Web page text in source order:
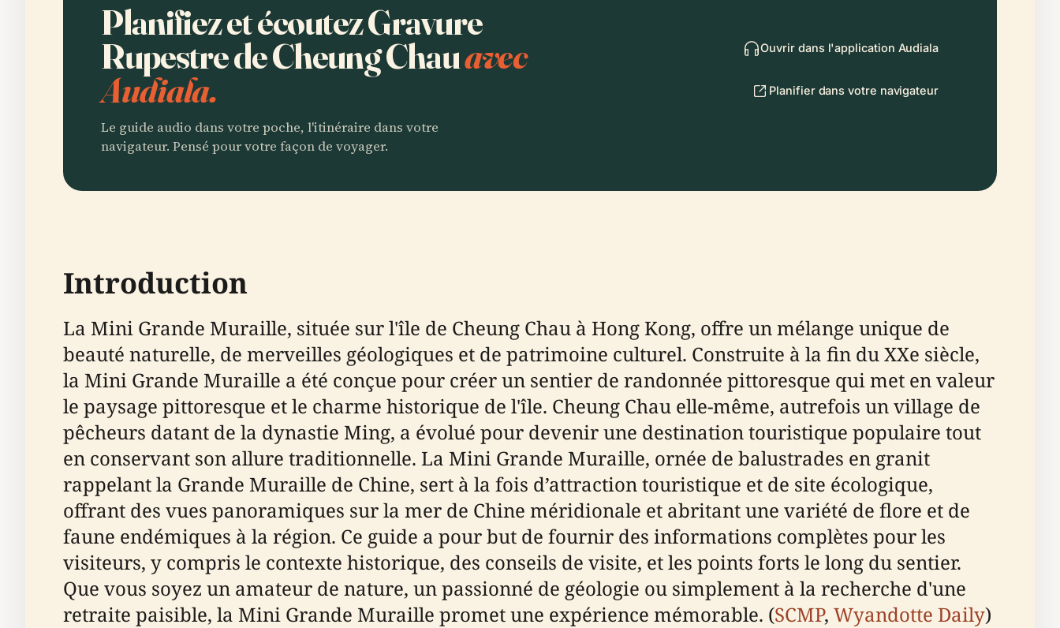
Planifiez et écoutez Gravure
Rupestre de Cheung Chauavec
Audiala.
Le guide audio dans votre poche, l'itinéraire dans votre
navigateur. Pensé pour votre façon de voyager.
Ouvrir dans l'application Audiala
Planifier dans votre navigateur
Introduction
La Mini Grande Muraille, située sur l'île de Cheung Chau à Hong Kong, offre un mélange unique de
beauté naturelle, de merveilles géologiques et de patrimoine culturel. Construite à la fin du XXe siècle,
la Mini Grande Muraille a été conçue pour créer un sentier de randonnée pittoresque qui met en valeur
le paysage pittoresque et le charme historique de l'île. Cheung Chau elle-même, autrefois un village de
pêcheurs datant de la dynastie Ming, a évolué pour devenir une destination touristique populaire tout
en conservant son allure traditionnelle. La Mini Grande Muraille, ornée de balustrades en granit
rappelant la Grande Muraille de Chine, sert à la fois d’attraction touristique et de site écologique,
offrant des vues panoramiques sur la mer de Chine méridionale et abritant une variété de flore et de
faune endémiques à la région. Ce guide a pour but de fournir des informations complètes pour les
visiteurs, y compris le contexte historique, des conseils de visite, et les points forts le long du sentier.
Que vous soyez un amateur de nature, un passionné de géologie ou simplement à la recherche d'une
retraite paisible, la Mini Grande Muraille promet une expérience mémorable. (SCMP, Wyandotte Daily)